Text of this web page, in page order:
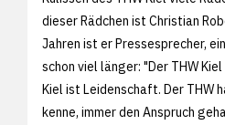
dieser Rädchen ist Christian
Jahren ist er Pressesprecher,
schon viel länger: "Der THW
Kiel ist Leidenschaft. Der THW
kenne, immer den Anspruch